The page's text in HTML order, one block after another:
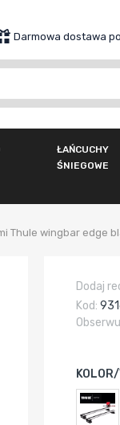
Darmowa dostawa
ŁAŃCUCHY
ŚNIEGOWE
Thule wingbar edge
Dodaj
Kod: